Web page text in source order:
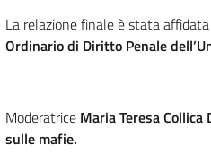
La relazione finale è stata
Ordinario di Diritto Penale
Moderatrice Maria Teresa
sulle mafie.